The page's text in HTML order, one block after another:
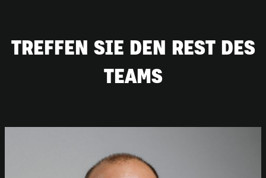
TREFFEN SIE DEN REST DES
TEAMS